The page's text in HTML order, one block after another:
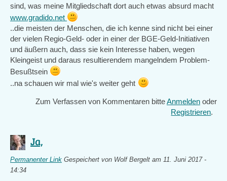
sind, was meine Mitgliedschaft dort auch etwas absurd macht
www.gradido.net
..die meisten der Menschen, die ich kenne sind nicht bei einer
der vielen Regio-Geld- oder in einer der BGE-Geld-Initiativen
und äußern auch, dass sie kein Interesse haben, wegen
Kleingeist und daraus resultierendem mangelndem Problem-
Besußtsein
..na schauen wir mal wie's weiter geht
Zum Verfassen von Kommentaren bitteAnmelden oder
Registrieren.
Ja,
Permanenter Link Gespeichert von Wolf Bergelt am 11. Juni 2017 -
14:34